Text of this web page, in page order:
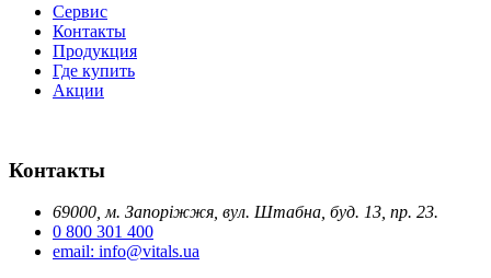
Сервис
Контакты
Продукция
Где купить
Акции
Контакты
69000, м. Запоріжжя, вул. Штабна, буд. 13, пр. 23.
0 800 301 400
email: info@vitals.ua